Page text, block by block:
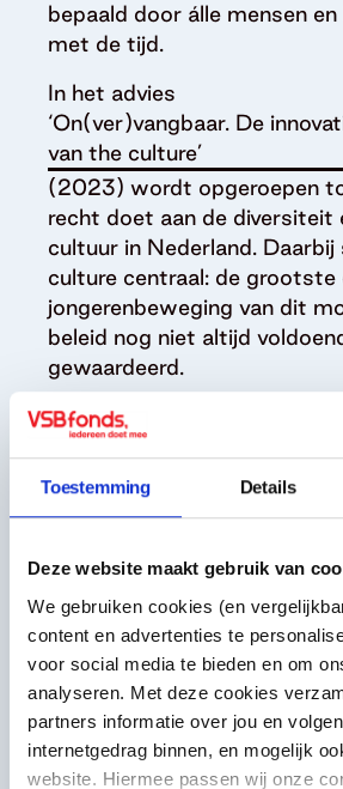
Toestemming Details
Deze website maakt gebruik van
We gebruiken cookies (en
content en advertenties te
voor social media te bieden en om
analyseren. Met deze cookies
partners informatie over jou en
internetgedrag binnen, en mogelijk
website. Hiermee passen wij onze
bepaald door álle mensen
met de tijd.
In het advies
‘On(ver)vangbaar. De
van the culture’
(2023) wordt opgeroepen
recht doet aan de diversiteit
cultuur in Nederland.
culture centraal: de grootste
jongerenbeweging van dit
beleid nog niet altijd
gewaardeerd.
De vervolgpublicatie
‘Onbetaalbaar. Investeren in
erfgoedgemeenschappen’
(2026) geeft praktische tips
zodat gemeenschappen
ondersteund.
Meer lezen over beleid en the